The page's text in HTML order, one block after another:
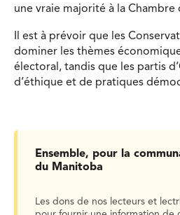
une vraie majorité à la Chambre
Il est à prévoir que les
dominer les thèmes
électoral, tandis que les partis
d’éthique et de pratiques
Ensemble, pour la
du Manitoba
Les dons de nos lecteurs et